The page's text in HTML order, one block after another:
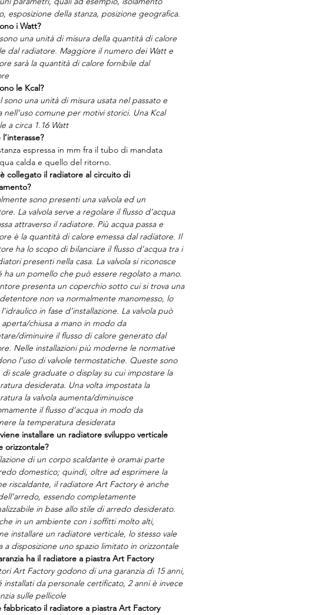
esposizione della stanza, posizione geografica.
i Watt?
una unità di misura della quantità di calore
dal radiatore. Maggiore il numero dei Watt e
sarà la quantità di calore fornibile dal
le Kcal?
sono una unità di misura usata nel passato e
nell’uso comune per motivi storici. Una Kcal
a circa 1.16 Watt
espressa in mm fra il tubo di mandata
calda e quello del ritorno.
collegato il radiatore al circuito di
sono presenti una valvola ed un
La valvola serve a regolare il flusso d’acqua
attraverso il radiatore. Più acqua passa e
è la quantità di calore emessa dal radiatore. Il
ha lo scopo di bilanciare il flusso d’acqua tra i
presenti nella casa. La valvola si riconosce
ha un pomello che può essere regolato a mano.
presenta un coperchio sotto cui si trova una
non va normalmente manomesso, lo
in fase d’installazione. La valvola può
aperta/chiusa a mano in modo da
diminuire il flusso di calore generato dal
Nelle installazioni più moderne le normative
l’uso di valvole termostatiche. Queste sono
scale graduate o display su cui impostare la
desiderata. Una volta impostata la
la valvola aumenta/diminuisce
il flusso d’acqua in modo da
la temperatura desiderata
installare un radiatore sviluppo verticale
orizzontale?
di un corpo scaldante è oramai parte
domestico; quindi, oltre ad esprimere la
riscaldante, il radiatore Art Factory è anche
essendo completamente
in base allo stile di arredo desiderato.
in un ambiente con i soffitti molto alti,
installare un radiatore verticale, lo stesso vale
a disposizione uno spazio limitato in orizzontale
ha il radiatore a piastra Art Factory
Art Factory godono di una garanzia di 15 anni,
installati da personale certificato, 2 anni è invece
sulle pellicole
fabbricato il radiatore a piastra Art Factory